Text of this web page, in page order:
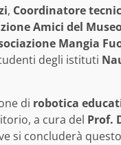
, Coordinatore
Amici del
Mangia
degli istituti
di robotica
a cura del Prof.
si concluderà